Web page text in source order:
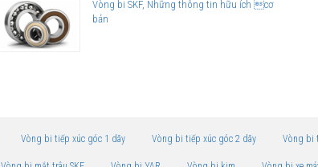
Vòng bi SKF, Những thông tin hữu ích cơ
bản
Vòng bi tiếp xúc góc 1 dãy Vòng bi tiếp xúc góc 2 dãy Vòng bi